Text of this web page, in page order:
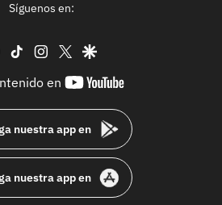
Síguenos en:
facebook
tiktok instagram
twittergoogle
en
youtube-
nuestra app en
nuestra app en